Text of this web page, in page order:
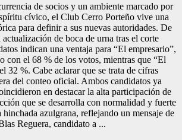
de socios y un ambiente marcado por
cívico, el Club Cerro Porteño vive una
para definir a sus nuevas autoridades. De
de boca de urna tras el corte
indican una ventaja para “El empresario”,
con el 68 % de los votos, mientras que “El
32 %. Cabe aclarar que se trata de cifras
del conteo oficial. Ambos candidatos ya
en destacar la alta participación de
que se desarrolla con normalidad y fuerte
azulgrana, reflejando un mensaje de
Reguera, candidato a ...